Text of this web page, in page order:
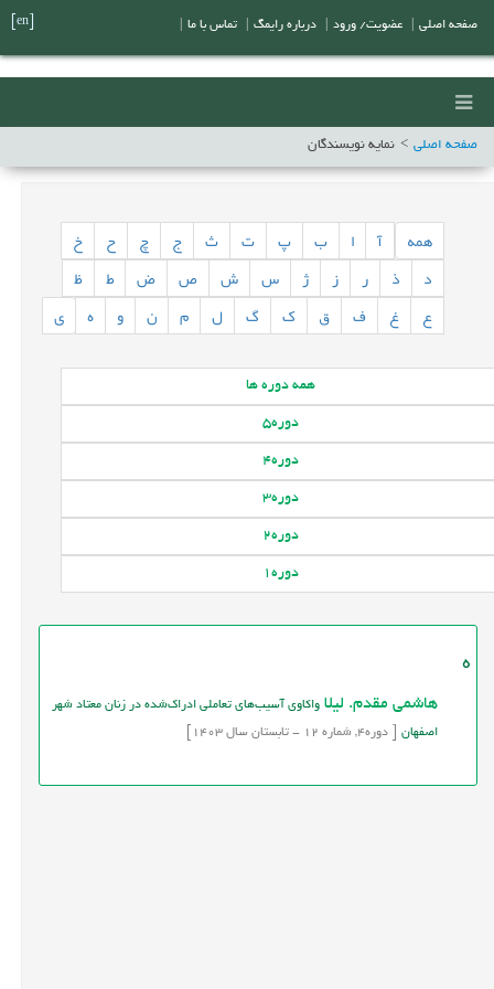
صفحه اصلی نمایه نویسندگان
همه ب پ ت ث ج چ ح
خ
د
ذ ر ز ژ س ش ص ض ط
ظ
ع
غ ف ق ک گ ل م ن و ه ی
همه دوره ها
دوره5
دوره4
دوره3
دوره2
دوره1
ه
هاشمی مقدم. لیلاواکاوی آسيب‌هاي تعاملي ادراک‌شده در زنان معتاد شهر
اصفهان [ دوره 4, شماره 12
-تابستان سال
صفحه اصلی عضویت/ ورود درباره رایمگ تماس با ما